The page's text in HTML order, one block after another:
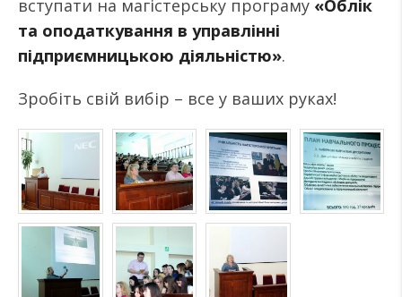
вступати на магістерську програму «Облік
та оподаткування в управлінні
підприємницькою діяльністю».
Зробіть свій вибір – все у ваших руках!